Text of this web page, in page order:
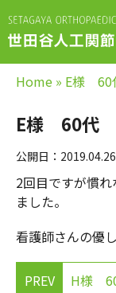
Home » E様 60
E様 60代
公開日：2019.04.26
2回目ですが慣
ました。
看護師さんの優
PREV H様